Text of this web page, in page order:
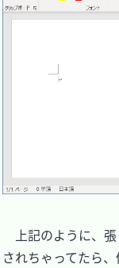
上記のように、
されちゃってたら、